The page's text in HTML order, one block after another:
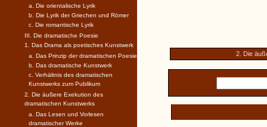
2. Die
a. Die orientalische Lyrik
b. Die Lyrik der Griechen und Römer
c. Die romantische Lyrik
III. Die dramatische Poesie
1. Das Drama als poetisches Kunstwerk
a. Das Prinzip der dramatischen Poesie
b. Das dramatische Kunstwerk
c. Verhältnis des dramatischen
Kunstwerks zum Publikum
2. Die äußere Exekution des
dramatischen Kunstwerks
a. Das Lesen und Vorlesen
dramatischer Werke